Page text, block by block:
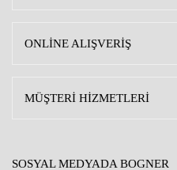
ONLİNE ALIŞVERİŞ
MÜŞTERİ HİZMETLERİ
SOSYAL MEDYADA BOGNER